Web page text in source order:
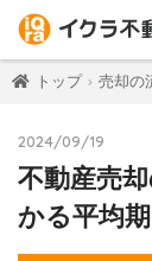
トップ 売却の
2024/09/19
不動産売
かる平均